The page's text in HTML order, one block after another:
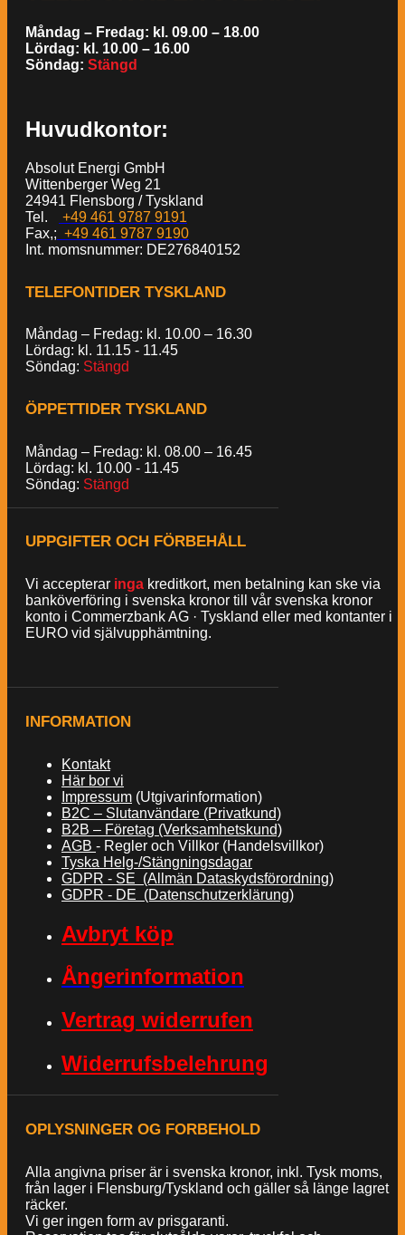
Måndag – Fredag: kl. 09.00 – 18.00
Lördag: kl. 10.00 – 16.00
Söndag: Stängd
Huvudkontor:
Absolut Energi GmbH
Wittenberger Weg 21
24941 Flensborg / Tyskland
Tel.
+49 461 9787 9191
Fax,; +49 461 9787 9190
Int. momsnummer: DE276840152
TELEFONTIDER TYSKLAND
Måndag – Fredag: kl. 10.00 – 16.30
Lördag: kl. 11.15 - 11.45
Söndag: Stängd
ÖPPETTIDER TYSKLAND
Måndag – Fredag: kl. 08.00 – 16.45
Lördag: kl. 10.00 - 11.45
Söndag: Stängd
UPPGIFTER OCH FÖRBEHÅLL
Vi accepterar inga kreditkort, men betalning kan ske via
banköverföring i svenska kronor till vår svenska kronor
konto i Commerzbank AG · Tyskland eller med kontanter i
EURO vid självupphämtning.
INFORMATION
Kontakt
Här bor vi
Impressum (Utgivarinformation)
B2C – Slutanvändare (Privatkund)
B2B – Företag (Verksamhetskund)
AGB - Regler och Villkor (Handelsvillkor)
Tyska Helg-/Stängningsdagar
GDPR - SE (Allmän Dataskydsförordning)
GDPR - DE (Datenschutzerklärung)
Avbryt köp
Ångerinformation
Vertrag widerrufen
Widerrufsbelehrung
OPLYSNINGER OG FORBEHOLD
Alla angivna priser är i svenska kronor, inkl. Tysk moms,
från lager i Flensburg/Tyskland och gäller så länge lagret
räcker.
Vi ger ingen form av prisgaranti.